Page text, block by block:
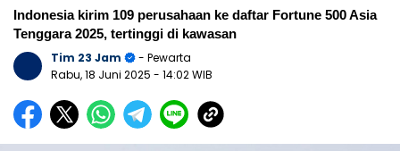
Indonesia kirim 109 perusahaan ke daftar Fortune 500 Asia
Tenggara 2025, tertinggi di kawasan
Tim 23 Jam
- Pewarta
Rabu, 18 Juni 2025 - 14:02 WIB